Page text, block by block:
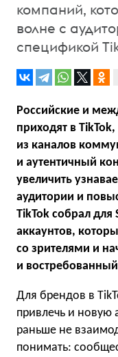
компаний,
волне с
спецификой
Российские и
приходят в
из каналов
и аутентичный
увеличить
аудитории и
TikTok собрал для
аккаунтов,
со зрителями и
и
Для брендов в
привлечь и новую
раньше не
понимать: